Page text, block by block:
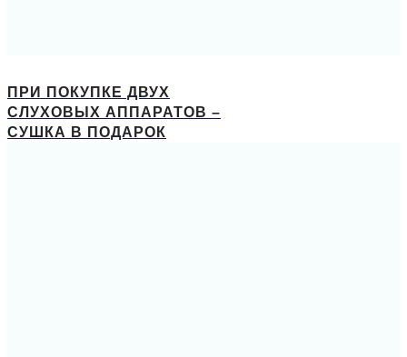
ПРИ ПОКУПКЕ ДВУХ
СЛУХОВЫХ АППАРАТОВ –
СУШКА В ПОДАРОК